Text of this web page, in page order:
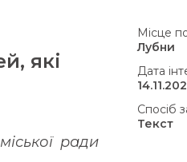
які
ради
Місце
Лубни
Дата
Спосіб
Текст